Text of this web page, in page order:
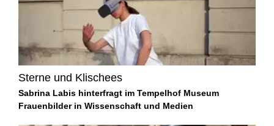
Sterne und Klischees
Sabrina Labis hinterfragt im Tempelhof Museum
Frauenbilder in Wissenschaft und Medien